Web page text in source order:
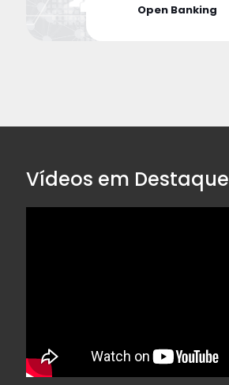
Open Banking
Vídeos em Destaque